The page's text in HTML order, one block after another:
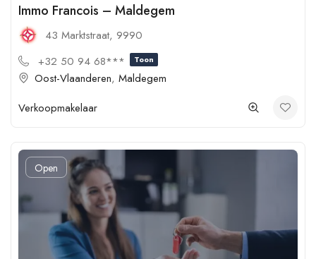
Immo Francois – Maldegem
43 Marktstraat, 9990
+32 50 94 68***
Toon
Oost-Vlaanderen, Maldegem
Verkoopmakelaar
Open